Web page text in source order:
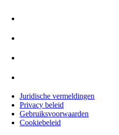
Juridische vermeldingen
Privacy beleid
Gebruiksvoorwaarden
Cookiebeleid